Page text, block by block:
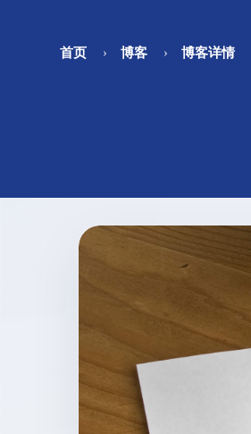
首页 博客 博客详情